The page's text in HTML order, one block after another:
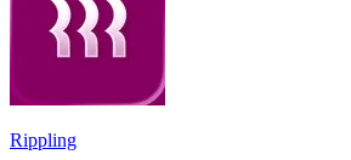
Rippling